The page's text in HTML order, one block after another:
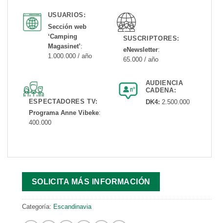
USUARIOS:
Sección web
‘Camping
Magasinet’:
1.000.000 / año
SUSCRIPTORES:
eNewsletter:
65.000 / año
ESPECTADORES TV:
Programa Anne Vibeke:
400.000
AUDIENCIA
CADENA:
DK4: 2.500.000
SOLICITA MÁS INFORMACIÓN
Categoría: Escandinavia